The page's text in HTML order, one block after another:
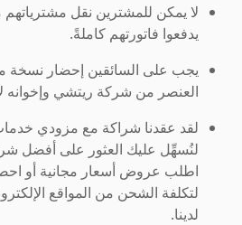
لا يمكن للمشترين نقل
يدفعوا فاتورتهم كاملةً.
يجب على السائقين إحضار نسخة
العنصر من شركة ريتشي وإخوانه
لقد عقدنا شراكة مع مزودي
لنُسهِّل عليك العثور على أفضل
اطلب عروض أسعار مجانية أو
لتكلفة الشحن من المواقع
لدينا.